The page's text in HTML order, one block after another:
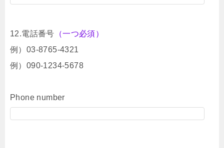
12.電話番号 （一つ必須）
例）03-8765-4321
例）090-1234-5678
Phone number